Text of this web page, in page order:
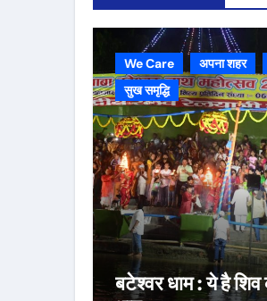
We Care अपना शहर
सुख समृद्धि
बटेश्वर धाम : ये है शिव